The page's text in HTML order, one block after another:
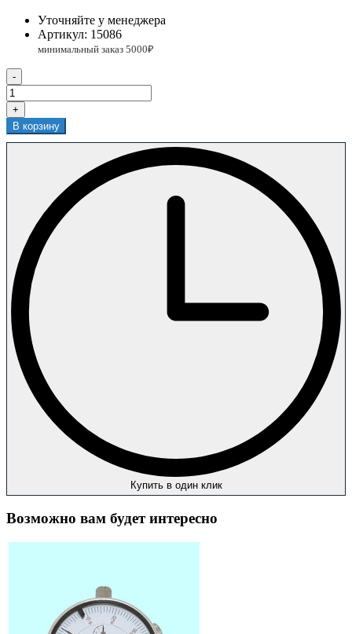
Уточняйте у менеджера
Артикул: 15086
-
+
В корзину
Купить в один клик
Возможно вам будет интересно